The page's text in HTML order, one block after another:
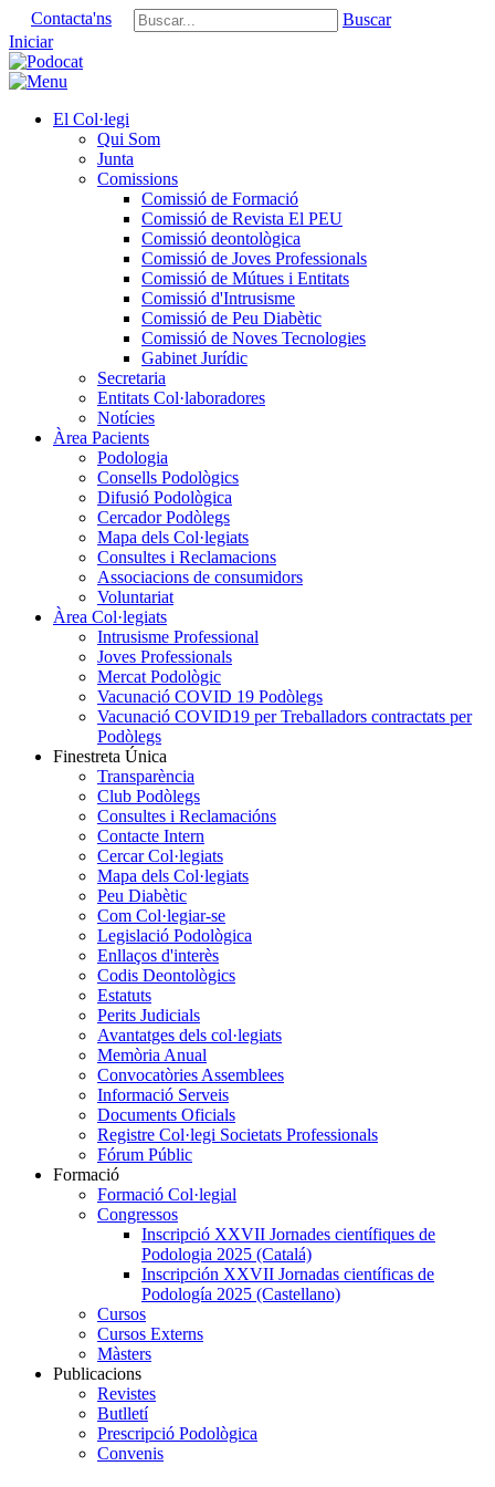
Contacta'ns
Buscar
Iniciar
El Col·legi
Qui Som
Junta
Comissions
Comissió de Formació
Comissió de Revista El PEU
Comissió deontològica
Comissió de Joves Professionals
Comissió de Mútues i Entitats
Comissió d'Intrusisme
Comissió de Peu Diabètic
Comissió de Noves Tecnologies
Gabinet Jurídic
Secretaria
Entitats Col·laboradores
Notícies
Àrea Pacients
Podologia
Consells Podològics
Difusió Podològica
Cercador Podòlegs
Mapa dels Col·legiats
Consultes i Reclamacions
Associacions de consumidors
Voluntariat
Àrea Col·legiats
Intrusisme Professional
Joves Professionals
Mercat Podològic
Vacunació COVID 19 Podòlegs
Vacunació COVID19 per Treballadors contractats per
Podòlegs
Finestreta Única
Transparència
Club Podòlegs
Consultes i Reclamacións
Contacte Intern
Cercar Col·legiats
Mapa dels Col·legiats
Peu Diabètic
Com Col·legiar-se
Legislació Podològica
Enllaços d'interès
Codis Deontològics
Estatuts
Perits Judicials
Avantatges dels col·legiats
Memòria Anual
Convocatòries Assemblees
Informació Serveis
Documents Oficials
Registre Col·legi Societats Professionals
Fórum Públic
Formació
Formació Col·legial
Congressos
Inscripció XXVII Jornades científiques de
Podologia 2025 (Catalá)
Inscripción XXVII Jornadas científicas de
Podología 2025 (Castellano)
Cursos
Cursos Externs
Màsters
Publicacions
Revistes
Butlletí
Prescripció Podològica
Convenis